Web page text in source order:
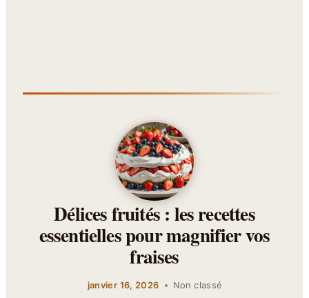
Délices fruités : les recettes
essentielles pour magnifier vos
fraises
janvier 16, 2026 Non classé